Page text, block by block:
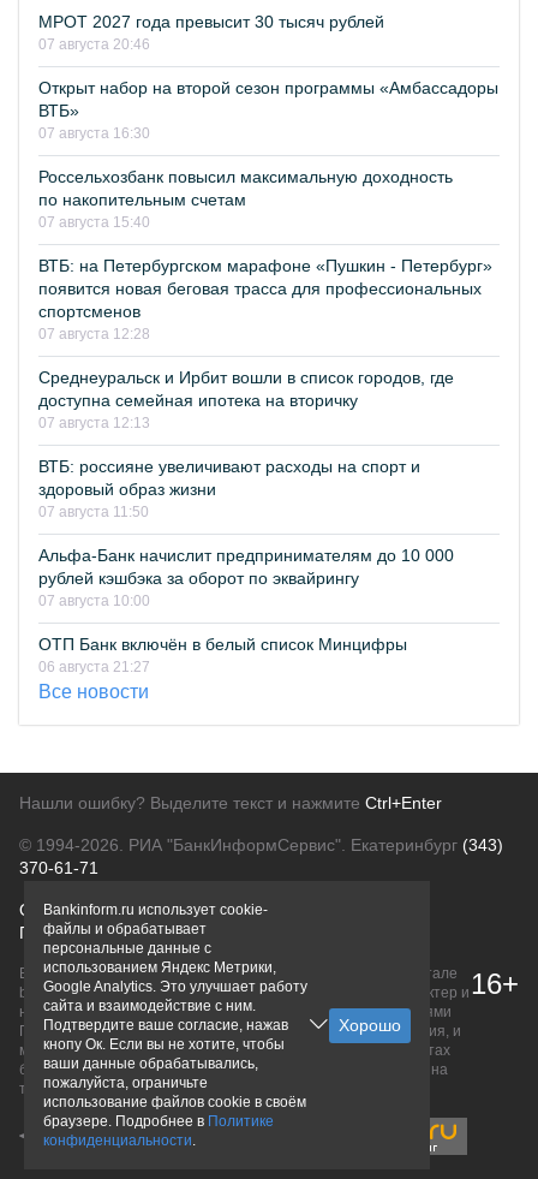
МРОТ 2027 года превысит 30 тысяч рублей
07 августа 20:46
Открыт набор на второй сезон программы «Амбассадоры
ВТБ»
07 августа 16:30
Россельхозбанк повысил максимальную доходность
по накопительным счетам
07 августа 15:40
ВТБ: на Петербургском марафоне «Пушкин - Петербург»
появится новая беговая трасса для профессиональных
спортсменов
07 августа 12:28
Среднеуральск и Ирбит вошли в список городов, где
доступна семейная ипотека на вторичку
07 августа 12:13
ВТБ: россияне увеличивают расходы на спорт и
здоровый образ жизни
07 августа 11:50
Альфа-Банк начислит предпринимателям до 10 000
рублей кэшбэка за оборот по эквайрингу
07 августа 10:00
ОТП Банк включён в белый список Минцифры
06 августа 21:27
Все новости
Нашли ошибку? Выделите текст и нажмите Ctrl+Enter
© 1994-2026. РИА "БанкИнформСервис". Екатеринбург (343)
370-61-71
О проектеПолитика конфиденциальности
Правовая информацияДля рекламодателей
Вся информация о продуктах банков, размещенная на портале
bankinform.ru, носит исключительно ознакомительный характер и
не является публичной офертой, определяемой положениями
ГК РФ. Информация не содержит точного и полного описания, и
может быть изменена. Конечные условия уточняйте на сайтах
банков или при личном обращении. Исключительное право на
товарные знаки принадлежит их правообладателям.
16+
Bankinform.ru использует cookie-
файлы и обрабатывает
персональные данные с
использованием Яндекс Метрики,
Google Analytics. Это улучшает работу
сайта и взаимодействие с ним.
Подтвердите ваше согласие, нажав
кнопу Ок. Если вы не хотите, чтобы
ваши данные обрабатывались,
пожалуйста, ограничьте
использование файлов cookie в своём
браузере. Подробнее в Политике
конфиденциальности.